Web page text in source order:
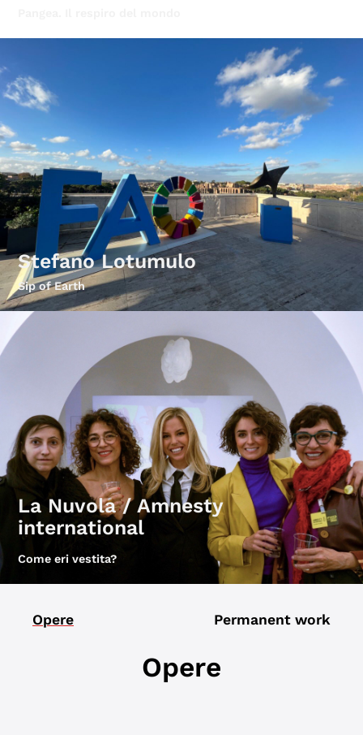
Stefano Lotumulo
Sip of Earth
La Nuvola / Amnesty
international
Come eri vestita?
Opere Permanent work
Opere